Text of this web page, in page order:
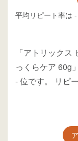
平均リピート率は -
「アトリック
っくらケア 60g
-位です。 リピ